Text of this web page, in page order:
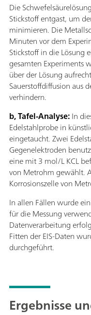
Die
Stickstoff entgast, um
minimieren. Die
Minuten vor dem
Stickstoff in die Lösung
gesamten Experiments
über der Lösung
Sauerstoffdiffusion aus
verhindern.
b, Tafel-Analyse:In
Edelstahlprobe in
eingetaucht. Zwei
Gegenelektroden
eine mit 3 mol/L KCL
von Metrohm gewählt.
Korrosionszelle von
In allen Fällen wurde
für die Messung
Datenverarbeitung
Fitten der EIS-Daten
durchgeführt.
Ergebnisse